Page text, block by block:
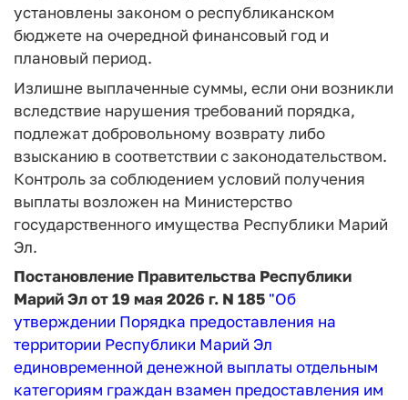
установлены законом о республиканском
бюджете на очередной финансовый год и
плановый период.
Излишне выплаченные суммы, если они возникли
вследствие нарушения требований порядка,
подлежат добровольному возврату либо
взысканию в соответствии с законодательством.
Контроль за соблюдением условий получения
выплаты возложен на Министерство
государственного имущества Республики Марий
Эл.
Постановление Правительства Республики
Марий Эл от 19 мая 2026 г. N 185 "Об
утверждении Порядка предоставления на
территории Республики Марий Эл
единовременной денежной выплаты отдельным
категориям граждан взамен предоставления им